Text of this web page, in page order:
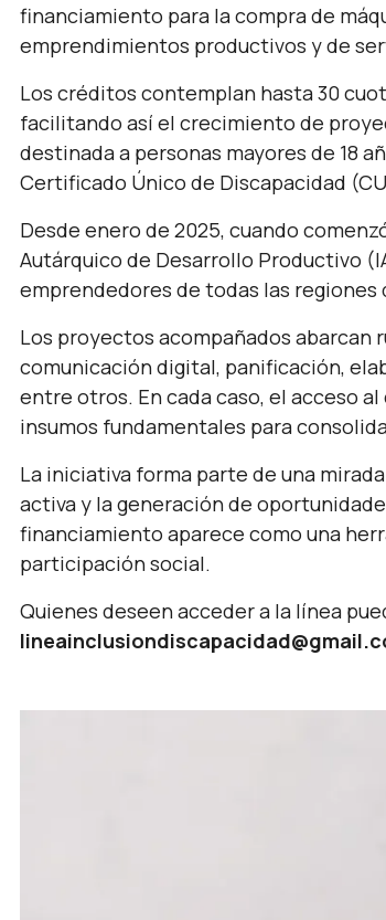
financiamiento para la compra de
emprendimientos productivos y de
Los créditos contemplan hasta 30
facilitando así el crecimiento de
destinada a personas mayores de 18
Certificado Único de Discapacidad
Desde enero de 2025, cuando
Autárquico de Desarrollo Productivo
emprendedores de todas las regiones
Los proyectos acompañados abarcan
comunicación digital, panificación,
entre otros. En cada caso, el acceso
insumos fundamentales para
La iniciativa forma parte de una
activa y la generación de
financiamiento aparece como una
participación social.
Quienes deseen acceder a la línea